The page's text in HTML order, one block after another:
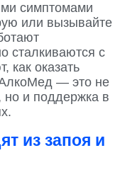
симптомами
или вызывайте
сталкиваются с
как оказать
— это не
но и поддержка в
из запоя и